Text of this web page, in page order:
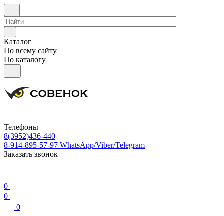
Каталог
По всему сайту
По каталогу
Телефоны
8(3952)436-440
8-914-895-57-97 WhatsApp/Viber/Telegram
Заказать звонок
0
0
0